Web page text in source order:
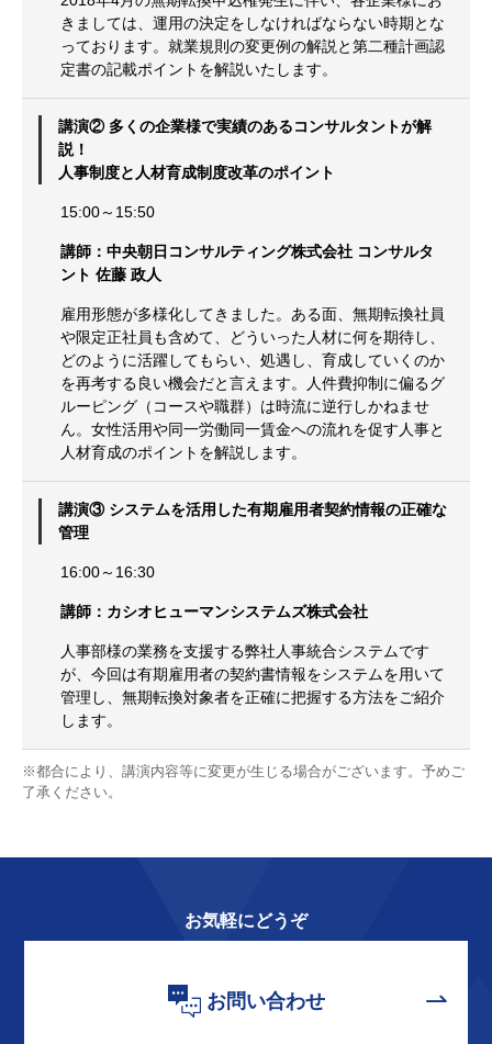
きましては、運用の決定をしなければならない時期とな
っております。就業規則の変更例の解説と第二種計画認
定書の記載ポイントを解説いたします。
講演② 多くの企業様で実績のあるコンサルタントが解
説！
人事制度と人材育成制度改革のポイント
15:00～15:50
講師：中央朝日コンサルティング株式会社 コンサルタ
ント 佐藤 政人
雇用形態が多様化してきました。ある面、無期転換社員
や限定正社員も含めて、どういった人材に何を期待し、
どのように活躍してもらい、処遇し、育成していくのか
を再考する良い機会だと言えます。人件費抑制に偏るグ
ルーピング（コースや職群）は時流に逆行しかねませ
ん。女性活用や同一労働同一賃金への流れを促す人事と
人材育成のポイントを解説します。
講演③ システムを活用した有期雇用者契約情報の正確な
管理
16:00～16:30
講師：カシオヒューマンシステムズ株式会社
人事部様の業務を支援する弊社人事統合システムです
が、今回は有期雇用者の契約書情報をシステムを用いて
管理し、無期転換対象者を正確に把握する方法をご紹介
します。
※都合により、講演内容等に変更が生じる場合がございます。予めご
了承ください。
お気軽にどうぞ
お問い合わせ